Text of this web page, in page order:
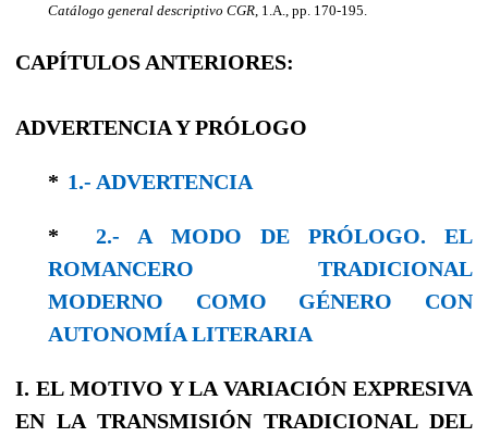
Catálogo general descriptivo CGR , 1.A., pp. 170-195.
CAPÍTULOS ANTERIORES:
ADVERTENCIA Y PRÓLOGO
* 1.- ADVERTENCIA
*2.- A MODO DE PRÓLOGO. EL
ROMANCERO TRADICIONAL
MODERNO COMO GÉNERO CON
AUTONOMÍA LITERARIA
I. EL MOTIVO Y LA VARIACIÓN EXPRESIVA
EN LA TRANSMISIÓN TRADICIONAL DEL